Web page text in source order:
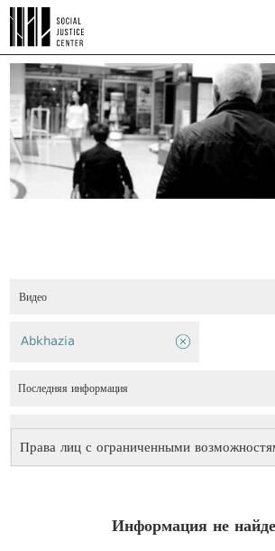
Видео
Права лиц с ограниченными
Abkhazia
Последняя информация
Информация не